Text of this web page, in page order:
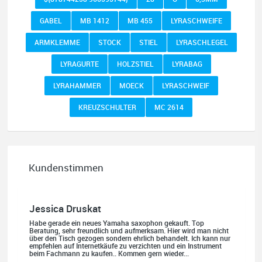
GABEL MB 1412 MB 455 LYRASCHWEIFE
ARMKLEMME STOCK STIEL LYRASCHLEGEL
LYRAGURTE HOLZSTIEL LYRABAG
LYRAHAMMER MOECK LYRASCHWEIF
KREUZSCHULTER MC 2614
Kundenstimmen
Jessica Druskat
Habe gerade ein neues Yamaha saxophon gekauft. Top
Beratung, sehr freundlich und aufmerksam. Hier wird man nicht
über den Tisch gezogen sondern ehrlich behandelt. Ich kann nur
empfehlen auf Internetkäufe zu verzichten und ein Instrument
beim Fachmann zu kaufen.. Kommen gern wieder...